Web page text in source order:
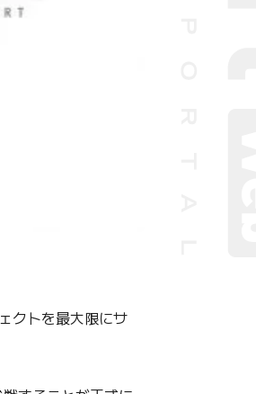
クトを最大限にサ